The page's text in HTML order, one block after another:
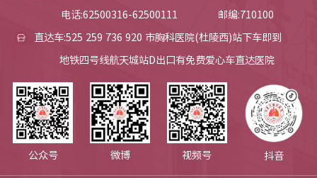
电话:62500316-62500111
邮编:710100
直达车:525 259 736 920 市胸科医院(杜陵西)站下车即到
地铁四号线航天城站D出口有免费爱心车直达医院
公众号 微博 视频号 抖音